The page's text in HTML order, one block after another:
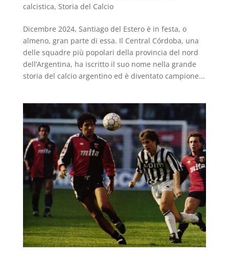
calcistica, Storia del Calcio
Dicembre 2024, Santiago del Estero è in festa, o
almeno, gran parte di essa. Il Central Córdoba, una
delle squadre più popolari della provincia del nord
dell’Argentina, ha iscritto il suo nome nella grande
storia del calcio argentino ed è diventato campione...